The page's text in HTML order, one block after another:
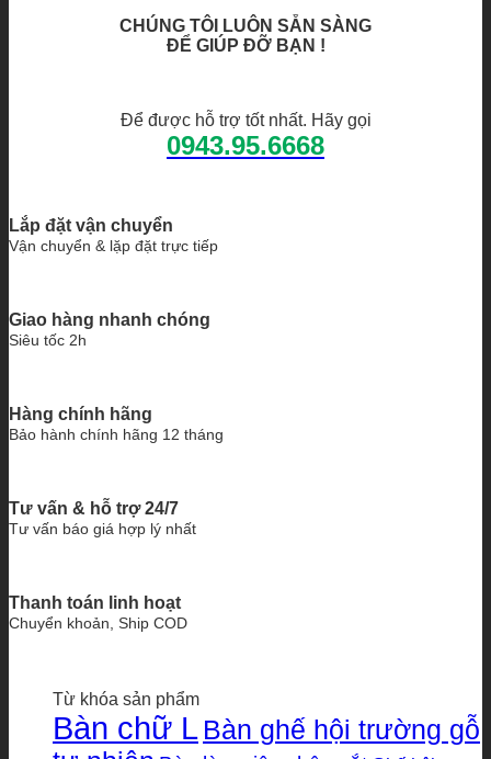
CHÚNG TÔI LUÔN SẴN SÀNG
ĐỂ GIÚP ĐỠ BẠN !
Để được hỗ trợ tốt nhất. Hãy gọi
0943.95.6668
Lắp đặt vận chuyển
Vận chuyển & lặp đặt trực tiếp
Giao hàng nhanh chóng
Siêu tốc 2h
Hàng chính hãng
Bảo hành chính hãng 12 tháng
Tư vấn & hỗ trợ 24/7
Tư vấn báo giá hợp lý nhất
Thanh toán linh hoạt
Chuyển khoản, Ship COD
Từ khóa sản phẩm
Bàn chữ L Bàn ghế hội trường gỗ